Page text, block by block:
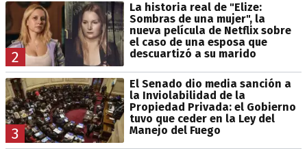
2
La historia real de "Elize:
Sombras de una mujer", la
nueva película de Netflix sobre
el caso de una esposa que
descuartizó a su marido
3
El Senado dio media sanción a
la Inviolabilidad de la
Propiedad Privada: el Gobierno
tuvo que ceder en la Ley del
Manejo del Fuego